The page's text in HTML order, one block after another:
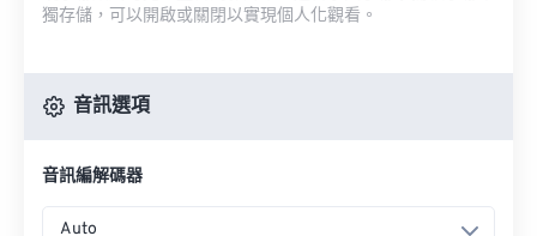
獨存儲，可以開啟或關閉以實現個人化觀看。
音訊選項
音訊編解碼器
Auto